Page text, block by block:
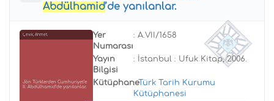
Abdülhamid’de yanılanlar.
Çevik, Ahmet.
Jön Türklerden Cumhuriyet’e
II. Abdülhamid’de yanılanlar.
Yer
Numarası
: A.VII/1658
Yayın
Bilgisi
: İstanbul : Ufuk Kitap, 2006.
Kütüphane
:Türk Tarih Kurumu
Kütüphanesi